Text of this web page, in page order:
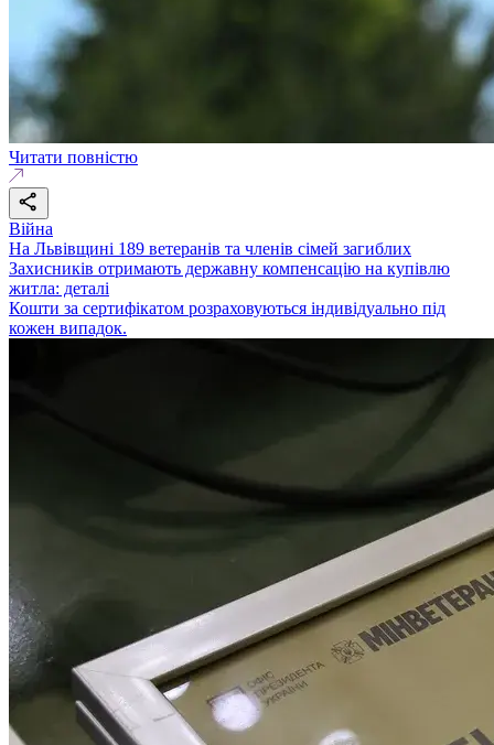
Читати повністю
Війна
На Львівщині 189 ветеранів та членів сімей загиблих
Захисників отримають державну компенсацію на купівлю
житла: деталі
Кошти за сертифікатом розраховуються індивідуально під
кожен випадок.